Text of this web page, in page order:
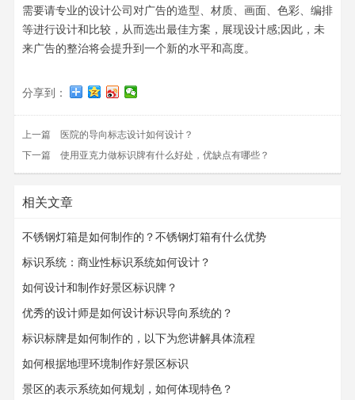
需要请专业的设计公司对广告的造型、材质、画面、色彩、编排
等进行设计和比较，从而选出最佳方案，展现设计感;因此，未
来广告的整治将会提升到一个新的水平和高度。
分享到：
上一篇 医院的导向标志设计如何设计？
下一篇 使用亚克力做标识牌有什么好处，优缺点有哪些？
相关文章
不锈钢灯箱是如何制作的？不锈钢灯箱有什么优势
标识系统：商业性标识系统如何设计？
如何设计和制作好景区标识牌？
优秀的设计师是如何设计标识导向系统的？
标识标牌是如何制作的，以下为您讲解具体流程
如何根据地理环境制作好景区标识
景区的表示系统如何规划，如何体现特色？